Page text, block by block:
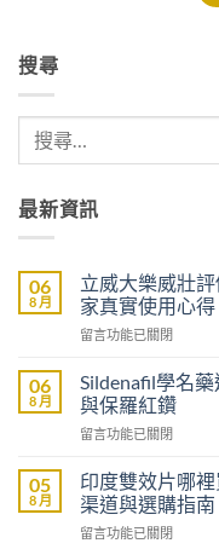
搜尋
最新資訊
06
8 月
立威大樂威壯
家真實使用心得
在
威
大
樂
威
評
價：
雙
效
留言功能已關閉
06
8 月
Sildenafil學名
與保羅紅鑽
在
學
名
藥
邊
留言功能已關閉
05
8 月
印度雙效片哪
渠道與選購指南
在
留言功能已關閉